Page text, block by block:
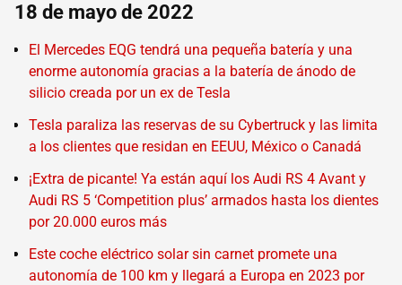
18 de mayo de 2022
El Mercedes EQG tendrá una pequeña batería y una
enorme autonomía gracias a la batería de ánodo de
silicio creada por un ex de Tesla
Tesla paraliza las reservas de su Cybertruck y las limita
a los clientes que residan en EEUU, México o Canadá
¡Extra de picante! Ya están aquí los Audi RS 4 Avant y
Audi RS 5 ‘Competition plus’ armados hasta los dientes
por 20.000 euros más
Este coche eléctrico solar sin carnet promete una
autonomía de 100 km y llegará a Europa en 2023 por